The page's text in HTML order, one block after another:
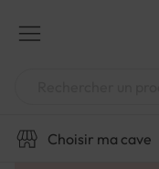
contenu
Choisir ma cave